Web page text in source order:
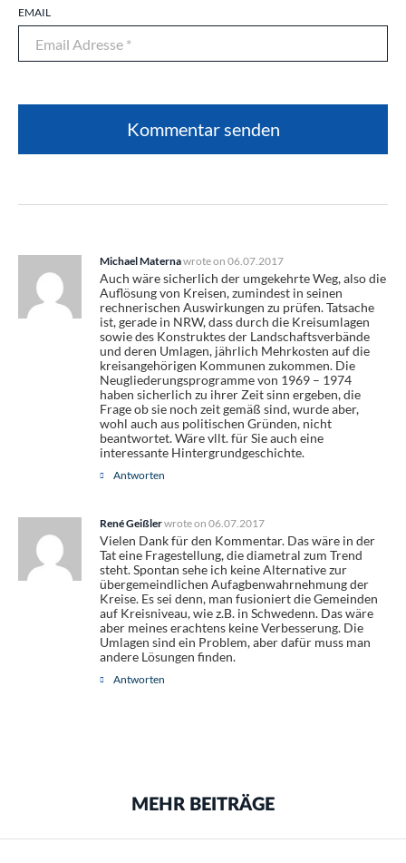
EMAIL
Michael Maternawrote on 06.07.2017
Auch wäre sicherlich der umgekehrte Weg, also die
Auflösung von Kreisen, zumindest in seinen
rechnerischen Auswirkungen zu prüfen. Tatsache
ist, gerade in NRW, dass durch die Kreisumlagen
sowie des Konstruktes der Landschaftsverbände
und deren Umlagen, jährlich Mehrkosten auf die
kreisangehörigen Kommunen zukommen. Die
Neugliederungsprogramme von 1969 – 1974
haben sicherlich zu ihrer Zeit sinn ergeben, die
Frage ob sie noch zeit gemäß sind, wurde aber,
wohl auch aus politischen Gründen, nicht
beantwortet. Wäre vllt. für Sie auch eine
interessante Hintergrundgeschichte.
Antworten
René Geißlerwrote on 06.07.2017
Vielen Dank für den Kommentar. Das wäre in der
Tat eine Fragestellung, die diametral zum Trend
steht. Spontan sehe ich keine Alternative zur
übergemeindlichen Aufagbenwahrnehmung der
Kreise. Es sei denn, man fusioniert die Gemeinden
auf Kreisniveau, wie z.B. in Schwedenn. Das wäre
aber meines erachtens keine Verbesserung. Die
Umlagen sind ein Problem, aber dafür muss man
andere Lösungen finden.
Antworten
MEHR BEITRÄGE